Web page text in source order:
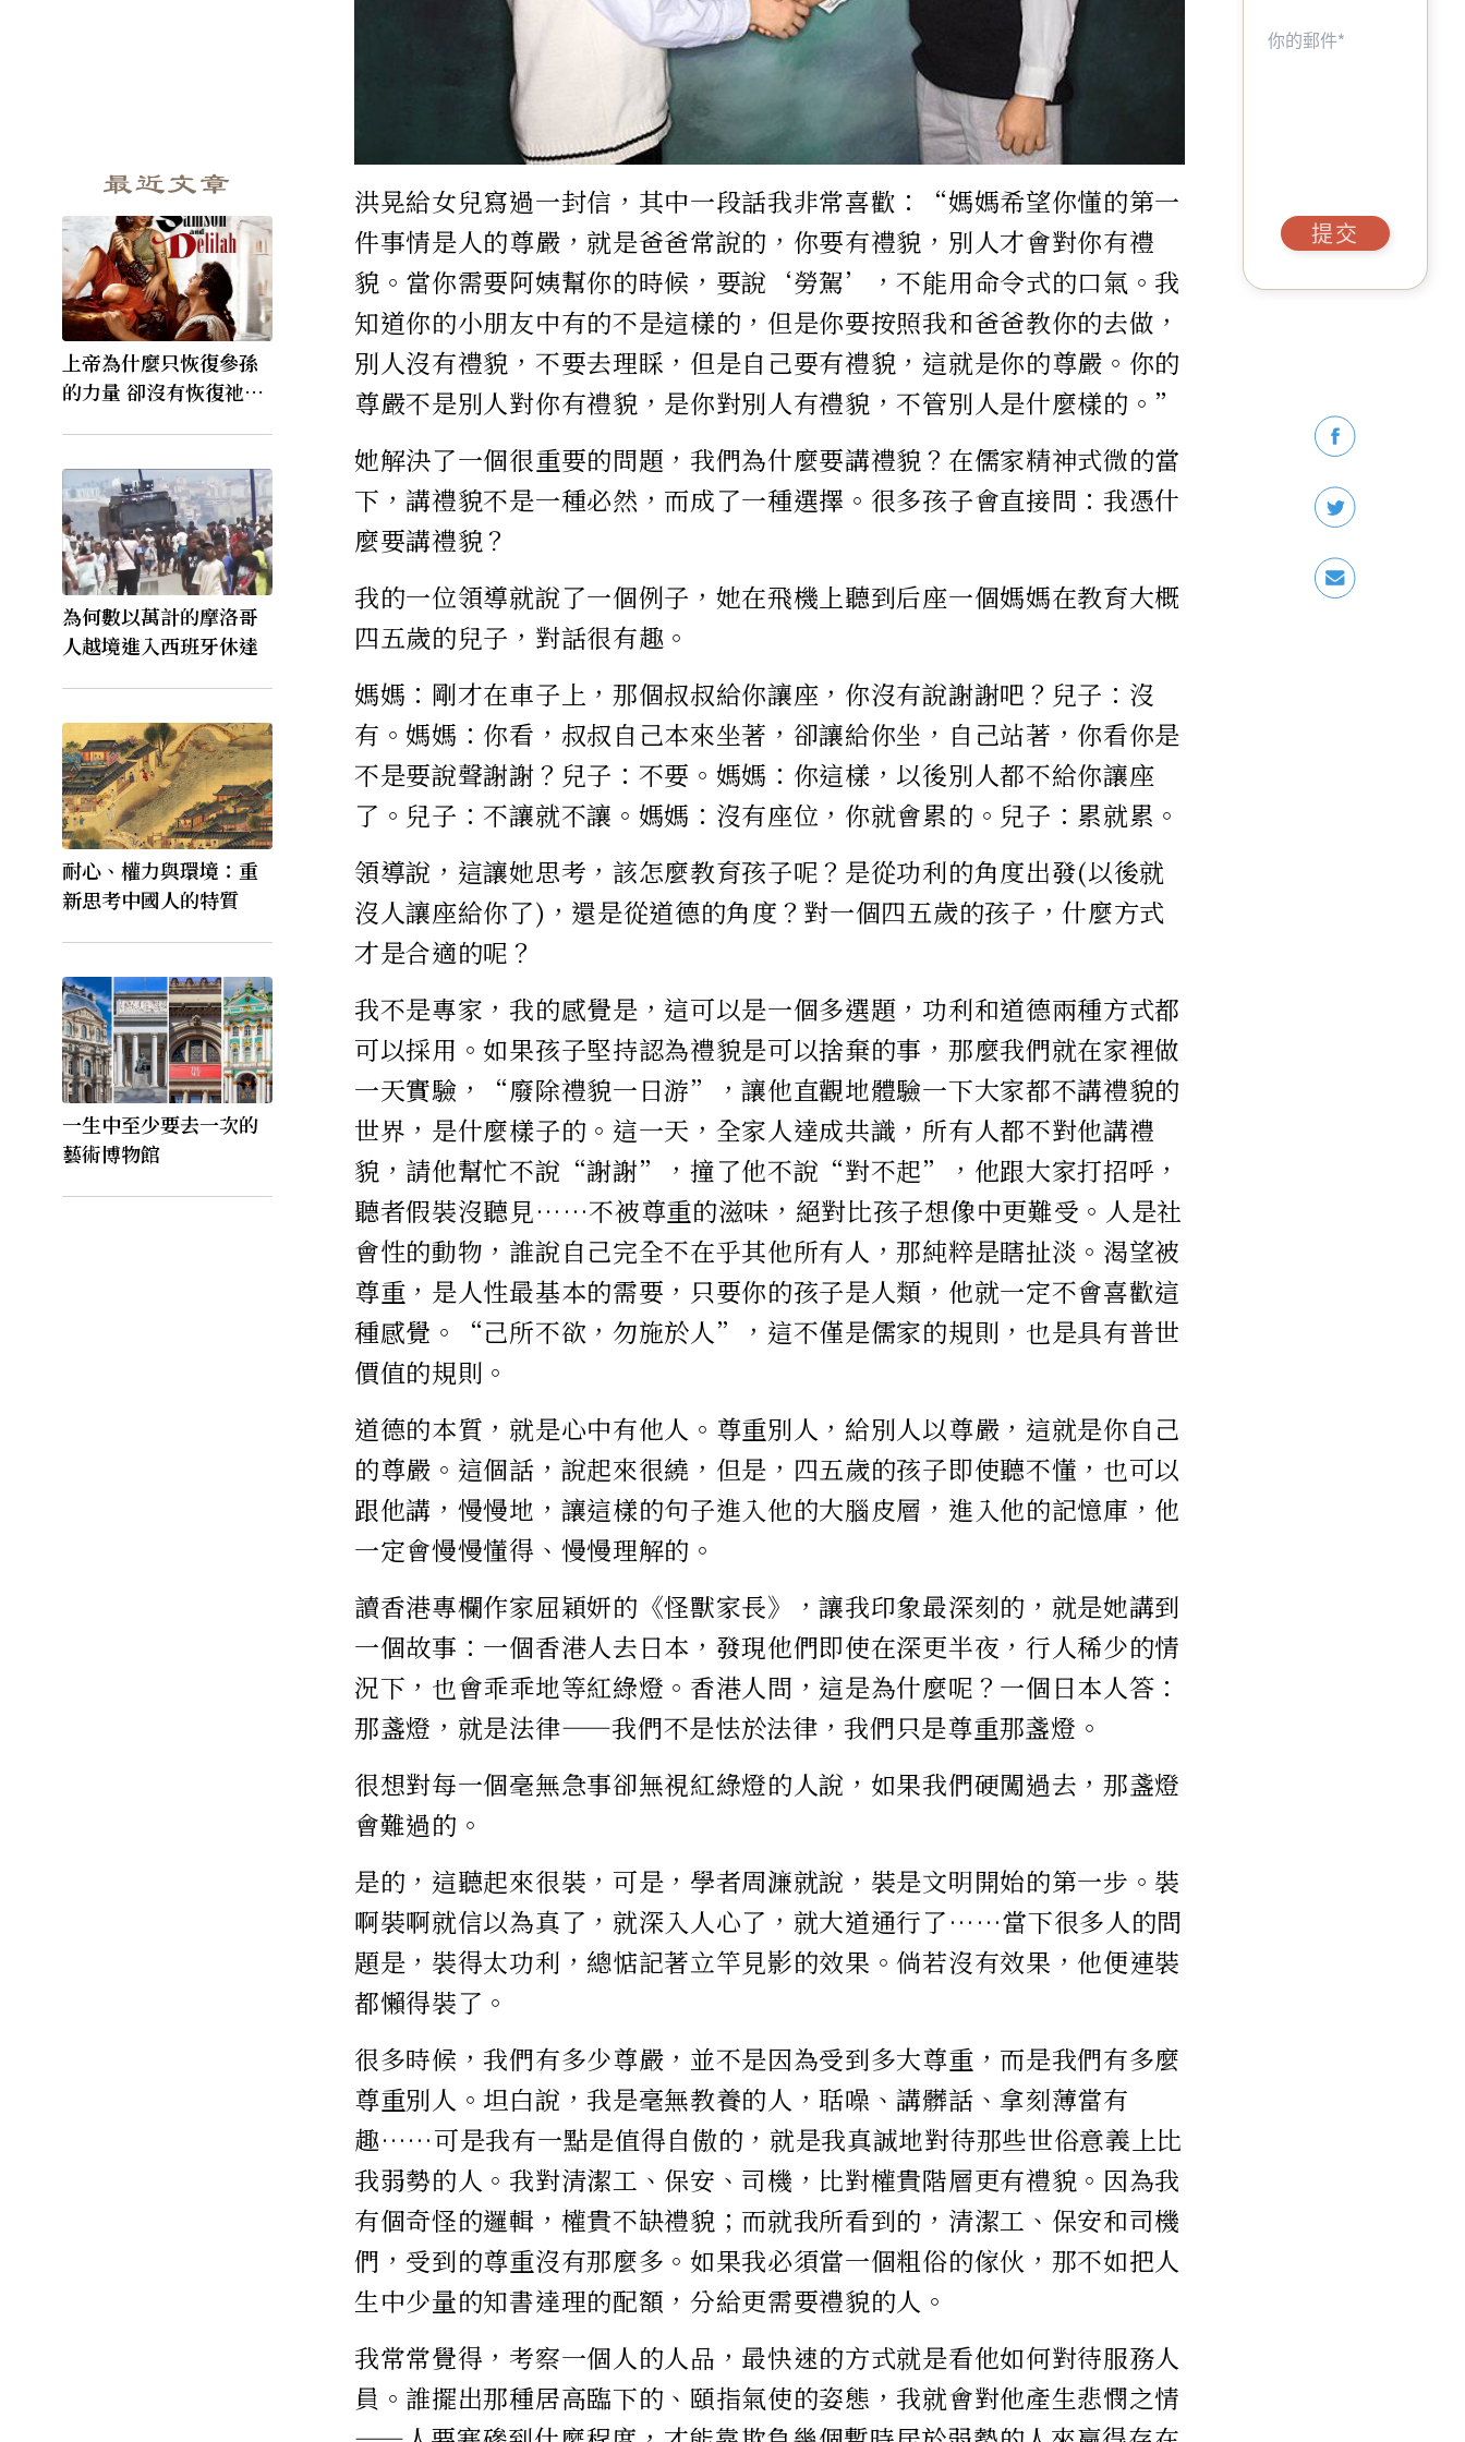
最近文章
上帝為什麼只恢復參孫
的力量 卻沒有恢復祂的
為何數以萬計的摩洛哥
人越境進入西班牙休達
耐心、權力與環境：重
新思考中國人的特質
一生中至少要去一次的
藝術博物館
洪晃給女兒寫過一封信，其中一段話我非常喜歡：“媽媽希望你懂的第一
件事情是人的尊嚴，就是爸爸常說的，你要有禮貌，別人才會對你有禮
貌。當你需要阿姨幫你的時候，要說‘勞駕’，不能用命令式的口氣。我
知道你的小朋友中有的不是這樣的，但是你要按照我和爸爸教你的去做，
別人沒有禮貌，不要去理睬，但是自己要有禮貌，這就是你的尊嚴。你的
尊嚴不是別人對你有禮貌，是你對別人有禮貌，不管別人是什麼樣的。”
她解決了一個很重要的問題，我們為什麼要講禮貌？在儒家精神式微的當
下，講禮貌不是一種必然，而成了一種選擇。很多孩子會直接問：我憑什
麼要講禮貌？
我的一位領導就說了一個例子，她在飛機上聽到后座一個媽媽在教育大概
四五歲的兒子，對話很有趣。
媽媽：剛才在車子上，那個叔叔給你讓座，你沒有說謝謝吧？兒子：沒
有。媽媽：你看，叔叔自己本來坐著，卻讓給你坐，自己站著，你看你是
不是要說聲謝謝？兒子：不要。媽媽：你這樣，以後別人都不給你讓座
了。兒子：不讓就不讓。媽媽：沒有座位，你就會累的。兒子：累就累。
領導說，這讓她思考，該怎麼教育孩子呢？是從功利的角度出發(以後就
沒人讓座給你了)，還是從道德的角度？對一個四五歲的孩子，什麼方式
才是合適的呢？
我不是專家，我的感覺是，這可以是一個多選題，功利和道德兩種方式都
可以採用。如果孩子堅持認為禮貌是可以捨棄的事，那麼我們就在家裡做
一天實驗，“廢除禮貌一日游”，讓他直觀地體驗一下大家都不講禮貌的
世界，是什麼樣子的。這一天，全家人達成共識，所有人都不對他講禮
貌，請他幫忙不說“謝謝”，撞了他不說“對不起”，他跟大家打招呼，
聽者假裝沒聽見……不被尊重的滋味，絕對比孩子想像中更難受。人是社
會性的動物，誰說自己完全不在乎其他所有人，那純粹是瞎扯淡。渴望被
尊重，是人性最基本的需要，只要你的孩子是人類，他就一定不會喜歡這
種感覺。“己所不欲，勿施於人”，這不僅是儒家的規則，也是具有普世
價值的規則。
道德的本質，就是心中有他人。尊重別人，給別人以尊嚴，這就是你自己
的尊嚴。這個話，說起來很繞，但是，四五歲的孩子即使聽不懂，也可以
跟他講，慢慢地，讓這樣的句子進入他的大腦皮層，進入他的記憶庫，他
一定會慢慢懂得、慢慢理解的。
讀香港專欄作家屈穎妍的《怪獸家長》，讓我印象最深刻的，就是她講到
一個故事：一個香港人去日本，發現他們即使在深更半夜，行人稀少的情
況下，也會乖乖地等紅綠燈。香港人問，這是為什麼呢？一個日本人答：
那盞燈，就是法律——我們不是怯於法律，我們只是尊重那盞燈。
很想對每一個毫無急事卻無視紅綠燈的人說，如果我們硬闖過去，那盞燈
會難過的。
是的，這聽起來很裝，可是，學者周濂就說，裝是文明開始的第一步。裝
啊裝啊就信以為真了，就深入人心了，就大道通行了……當下很多人的問
題是，裝得太功利，總惦記著立竿見影的效果。倘若沒有效果，他便連裝
都懶得裝了。
很多時候，我們有多少尊嚴，並不是因為受到多大尊重，而是我們有多麼
尊重別人。坦白說，我是毫無教養的人，聒噪、講髒話、拿刻薄當有
趣……可是我有一點是值得自傲的，就是我真誠地對待那些世俗意義上比
我弱勢的人。我對清潔工、保安、司機，比對權貴階層更有禮貌。因為我
有個奇怪的邏輯，權貴不缺禮貌；而就我所看到的，清潔工、保安和司機
們，受到的尊重沒有那麼多。如果我必須當一個粗俗的傢伙，那不如把人
生中少量的知書達理的配額，分給更需要禮貌的人。
我常常覺得，考察一個人的人品，最快速的方式就是看他如何對待服務人
員。誰擺出那種居高臨下的、頤指氣使的姿態，我就會對他產生悲憫之情
提交